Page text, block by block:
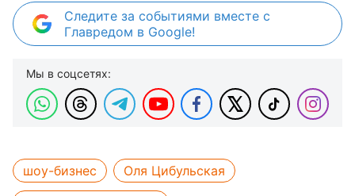
Следите за событиями вместе с
Главредом в Google!
Мы в соцсетях:
шоу-бизнес
Оля Цибульская